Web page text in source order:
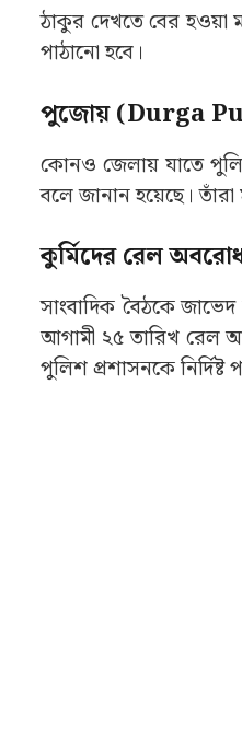
রাজ্য পুলিশের এডিজি
চলবে বিসর্জন এবং
ঠাকুর দেখতে বের হওয়া
পাঠানো হবে।